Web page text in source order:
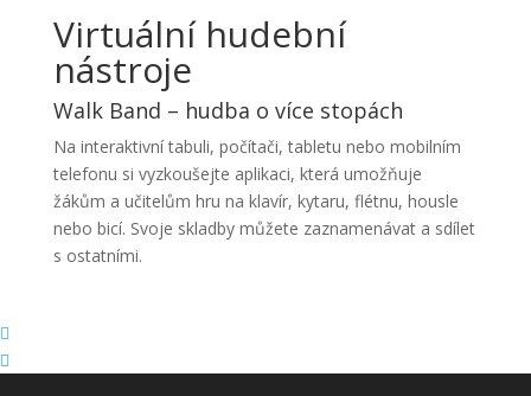
Virtuální hudební
nástroje
Walk Band – hudba o více stopách
Na interaktivní tabuli, počítači, tabletu nebo mobilním
telefonu si vyzkoušejte aplikaci, která umožňuje
žákům a učitelům hru na klavír, kytaru, flétnu, housle
nebo bicí. Svoje skladby můžete zaznamenávat a sdílet
s ostatními.

